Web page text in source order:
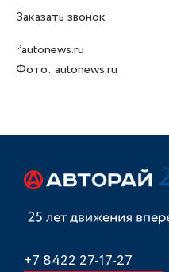
Заказать звонок
*autonews.ru
Фото: autonews.ru
+7 8422 27-17-27